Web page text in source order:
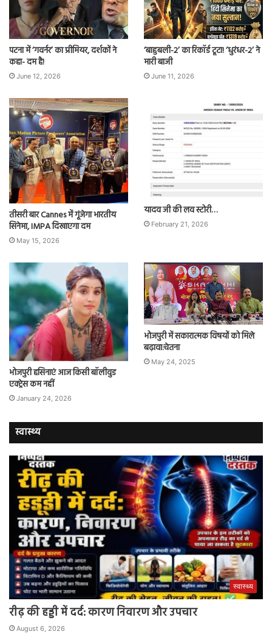
पटना में ‘गवर्नर’ का प्रीमियर, दर्शकों ने
कहा- दम है!
June 12, 2026
‘बाहुबली-2’ का रिकॉर्ड टूटा! ‘धुरंधर-2’ ने
मारी बाजी
June 11, 2026
तीसरी बार Cannes में गूंजेगा भारतीय
सिनेमा, IMPA दिखाएगा दम
May 15, 2026
यादव जी की लव स्टोरी…
February 21, 2026
भोजपुरी हसिनाएं आज किसी बॉलीवुड
एक्ट्रेस कम नहीं
January 24, 2026
भोजपुरी में सकारात्मक विषयों को मिले
बढ़ावा:चेतना
May 24, 2025
स्वास्थ्य
स्वास्थ्य
रीढ़ की हड्डी में दर्द: कारण निवारण और उपचार
August 6, 2026